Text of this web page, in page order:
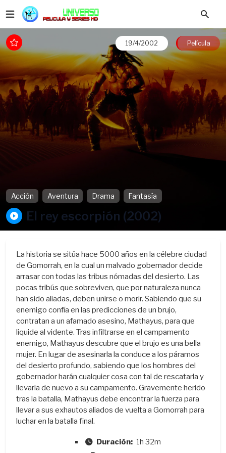
19/4/2002 Película
Acción Aventura Drama Fantasía
El rey escorpión (2002)
La historia se sitúa hace 5000 años en la célebre ciudad
de Gomorrah, en la cual un malvado gobernador decide
arrasar con todas las tribus nómadas del desierto. Las
pocas tribús que sobreviven, que por naturaleza nunca
han sido aliadas, deben unirse o morir. Sabiendo que su
enemigo confía en las predicciones de un brujo,
contratan a un afamado asesino, Mathayus, para que
liquide al vidente. Tras infiltrarse en el campamento
enemigo, Mathayus descubre que el brujo es una bella
mujer. En lugar de asesinarla la conduce a los páramos
del desierto profundo, sabiendo que los hombres del
gobernador harán cualquier cosa con tal de rescatarla y
llevarla de nuevo a su campamento. Gravemente herido
tras la batalla, Mathayus debe encontrar la fuerza para
llevar a sus exhautos aliados de vuelta a Gomorrah para
luchar en la batalla final.
Duración: 1h 32m